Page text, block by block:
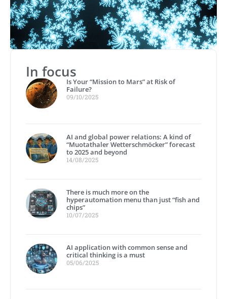
In focus
Is Your “Mission to Mars” at Risk of
Failure?
09/10/2025
AI and global power relations: A kind of
“Muotathaler Wetterschmöcker” forecast
to 2025 and beyond
14/08/2025
There is much more on the
hyperautomation menu than just “fish and
chips”
10/07/2025
AI application with common sense and
critical thinking is a must
05/06/2025